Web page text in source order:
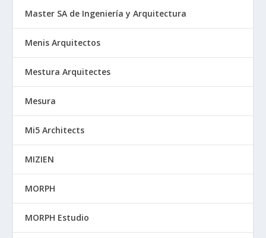
Master SA de Ingeniería y Arquitectura
Menis Arquitectos
Mestura Arquitectes
Mesura
Mi5 Architects
MIZIEN
MORPH
MORPH Estudio